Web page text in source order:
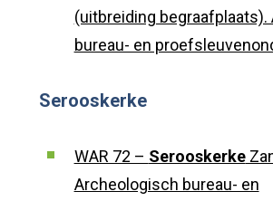
Waar ben je naar op zoek?
(uitbreiding
bureau- en
Serooskerke
WAR 72 – Serooskerke
Archeologisch bureau- en